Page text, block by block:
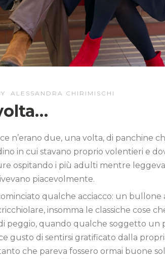
ALESSANDRA CHIRIMISCHI
n’erano due, una volta, di panchine
in cui stavano proprio volentieri e
ospitando i più adulti mentre
piacevolmente.
qualche acciacco: un
insomma le classiche cose
peggio, quando qualche soggetto
gusto di sentirsi gratificato dalla
che pareva fossero ormai buone